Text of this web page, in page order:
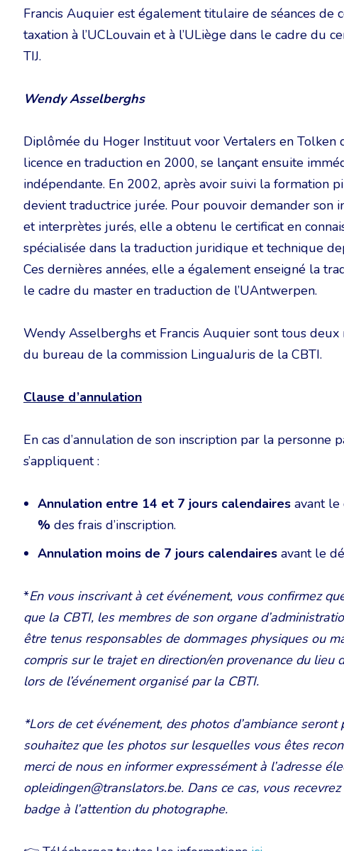
Francis Auquier est également titulaire de séances de
taxation à l’UCLouvain et à l’ULiège dans le cadre du
TIJ.
Wendy Asselberghs
Diplômée du Hoger Instituut voor Vertalers en Tolken
licence en traduction en 2000, se lançant ensuite
indépendante. En 2002, après avoir suivi la formation
devient traductrice jurée. Pour pouvoir demander son
et interprètes jurés, elle a obtenu le certificat en
spécialisée dans la traduction juridique et technique
Ces dernières années, elle a également enseigné la
le cadre du master en traduction de l’UAntwerpen.
Wendy Asselberghs et Francis Auquier sont tous
du bureau de la commission LinguaJuris de la CBTI.
Clause d’annulation
En cas d’annulation de son inscription par la personne
s’appliquent :
Annulation entre 14 et 7 jours calendaires avant
% des frais d’inscription.
Annulation moins de 7 jours calendaires avant le
*En vous inscrivant à cet événement, vous confirmez
que la CBTI, les membres de son organe
être tenus responsables de dommages physiques ou
compris sur le trajet en direction/en provenance du lieu
lors de l’événement organisé par la CBTI.
*Lors de cet événement, des photos d’ambiance
souhaitez que les photos sur lesquelles vous êtes
merci de nous en informer expressément à l’adresse
opleidingen@translators.be. Dans ce cas, vous
badge à l’attention du photographe.